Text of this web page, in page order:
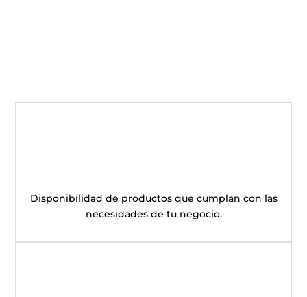
Disponibilidad de productos que cumplan con las
necesidades de tu negocio.